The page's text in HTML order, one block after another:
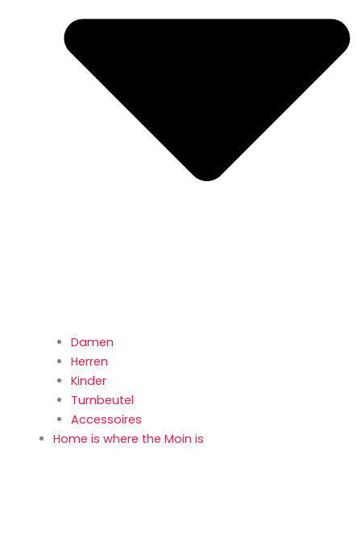
Damen
Herren
Kinder
Turnbeutel
Accessoires
Home is where the Moin is